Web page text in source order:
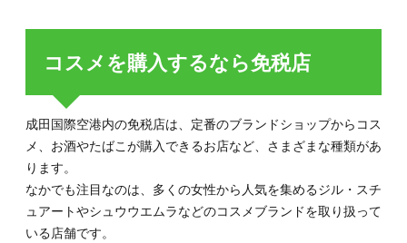
階
成田
国際
空港
でシ
ョッ
ピン
楽し
もう
コスメを購入するなら免税店
成田国際空港内の免税店は、定番のブランドショップからコス
メ、お酒やたばこが購入できるお店など、さまざまな種類があ
ります。
なかでも注目なのは、多くの女性から人気を集めるジル・スチ
ュアートやシュウウエムラなどのコスメブランドを取り扱って
いる店舗です。